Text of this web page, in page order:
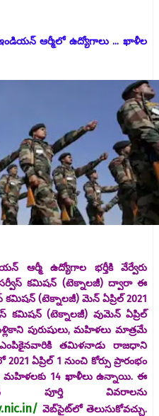
ఆర్మీలో ఉద్యోగాలు ... ఖాళీల
ఆర్మీ ఉద్యోగాల భర్తీకి వేర్వేరు
సర్వీస్ కమిషన్ (టెక్నాలజీ) ద్వారా ఈ
కమిషన్ (టెక్నాలజీ) మెన్ ఏప్రిల్ 2021
కమిషన్ (టెక్నాలజీ) వుమెన్ ఏప్రిల్
పురుషులు, మహిళలు మాత్రమే
తమిళనాడు రాజధాని
ఏప్రిల్ 1 నుంచి కోర్సు ప్రారంభం
మహిళలకు 14 ఖాళీలు ఉన్నాయి. ఈ
పూర్తి వివరాలను
వెబ్‌సైట్‌లో తెలుసుకోవచ్చు.